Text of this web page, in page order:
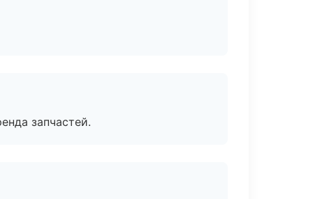
запчастей.